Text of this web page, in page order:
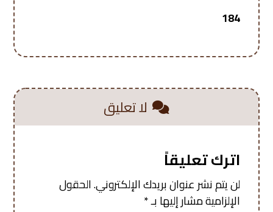
184
لا تعليق
اترك تعليقاً
لن يتم نشر عنوان بريدك الإلكتروني.الحقول
الإلزامية مشار إليها بـ*